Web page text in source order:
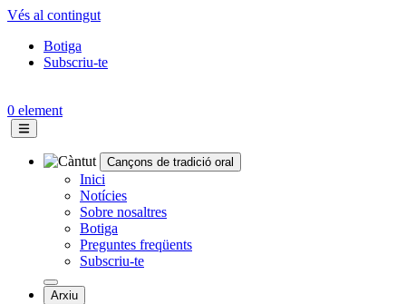
Vés al contingut
Topbar
Botiga
Subscriu-te
0 element
Navegació
principal
Cançons de tradició oral
Inici
Notícies
Sobre nosaltres
Botiga
Preguntes freqüents
Subscriu-te
Arxiu